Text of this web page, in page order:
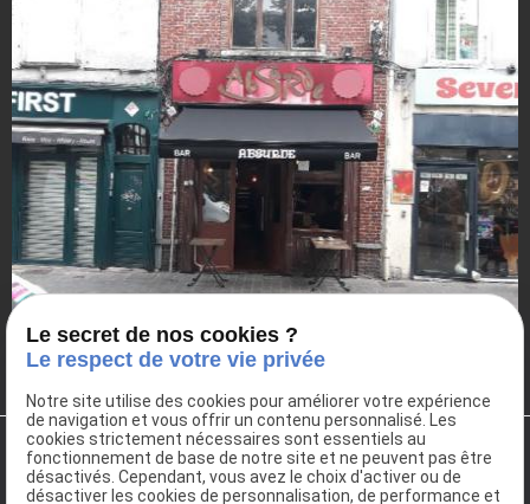
Le secret de nos cookies ?
Le respect de votre vie privée
Notre site utilise des cookies pour améliorer votre expérience
de navigation et vous offrir un contenu personnalisé. Les
cookies strictement nécessaires sont essentiels au
fonctionnement de base de notre site et ne peuvent pas être
désactivés. Cependant, vous avez le choix d'activer ou de
désactiver les cookies de personnalisation, de performance et